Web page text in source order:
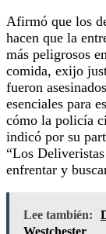
Afirmó que los
hacen que la
más peligrosos
comida, exijo
fueron
esenciales para
cómo la policía
indicó por su
“Los
enfrentar y
Lee también: